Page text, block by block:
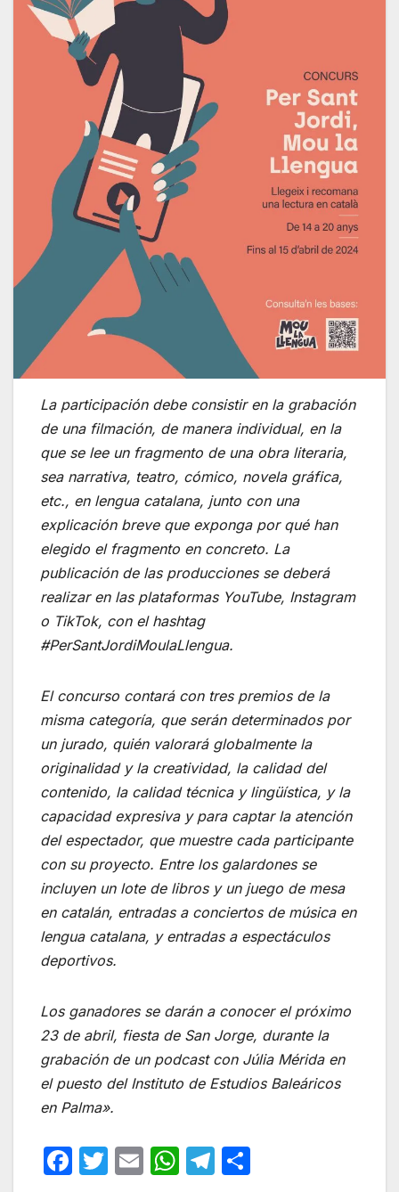
La participación debe consistir en la grabación
de una filmación, de manera individual, en la
que se lee un fragmento de una obra literaria,
sea narrativa, teatro, cómico, novela gráfica,
etc., en lengua catalana, junto con una
explicación breve que exponga por qué han
elegido el fragmento en concreto. La
publicación de las producciones se deberá
realizar en las plataformas YouTube, Instagram
o TikTok, con el hashtag
#PerSantJordiMoulaLlengua.
El concurso contará con tres premios de la
misma categoría, que serán determinados por
un jurado, quién valorará globalmente la
originalidad y la creatividad, la calidad del
contenido, la calidad técnica y lingüística, y la
capacidad expresiva y para captar la atención
del espectador, que muestre cada participante
con su proyecto. Entre los galardones se
incluyen un lote de libros y un juego de mesa
en catalán, entradas a conciertos de música en
lengua catalana, y entradas a espectáculos
deportivos.
Los ganadores se darán a conocer el próximo
23 de abril, fiesta de San Jorge, durante la
grabación de un podcast con Júlia Mérida en
el puesto del Instituto de Estudios Baleáricos
en Palma».
F
T
E
W T